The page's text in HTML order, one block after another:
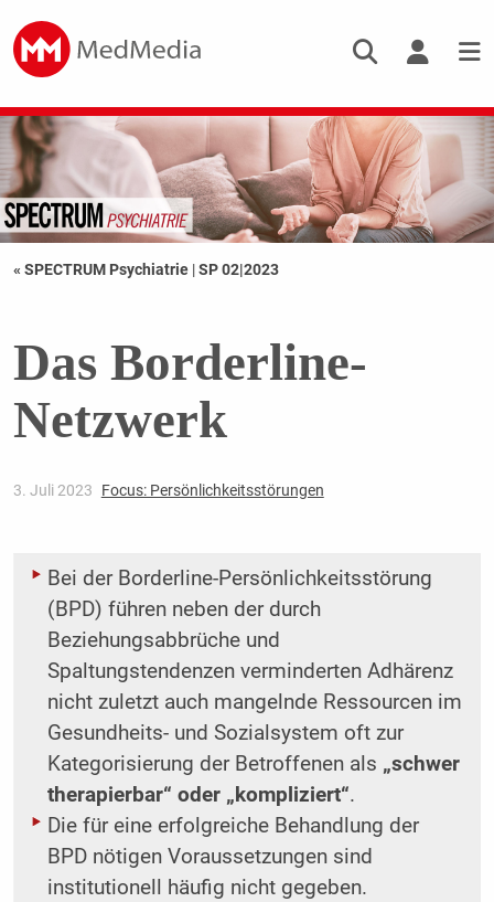
« SPECTRUM Psychiatrie |SP 02|2023
Das Borderline-
Netzwerk
3. Juli 2023 Focus: Persönlichkeitsstörungen
Bei der Borderline-Persönlichkeitsstörung
(BPD) führen neben der durch
Beziehungsabbrüche und
Spaltungstendenzen verminderten Adhärenz
nicht zuletzt auch mangelnde Ressourcen im
Gesundheits- und Sozialsystem oft zur
Kategorisierung der Betroffenen als „schwer
therapierbar“ oder „kompliziert“.
Die für eine erfolgreiche Behandlung der
BPD nötigen Voraussetzungen sind
institutionell häufig nicht gegeben.